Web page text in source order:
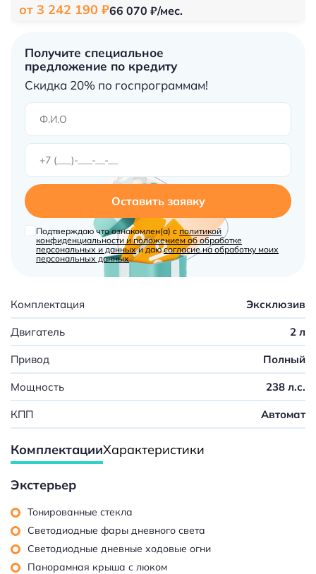
от 3 242 190 ₽66 070 ₽/мес.
Получите специальное
предложение по кредиту
Скидка 20% по госпрограммам!
Оставить заявку
Подтверждаю что ознакомлен(а) с политикой
конфиденциальности и положением об обработке
персональных и данныхи даюсогласие на обработку моих
персональных данных
Комплектация Эксклюзив
Двигатель 2 л
Привод Полный
Мощность 238 л.с.
КПП Автомат
КомплектацииХарактеристики
Экстерьер
Тонированные стекла
Светодиодные фары дневного света
Светодиодные дневные ходовые огни
Панорамная крыша с люком